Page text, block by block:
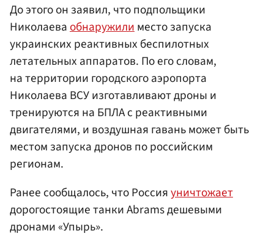
До этого он заявил, что подпольщики
Николаеваобнаружилиместо запуска
украинских реактивных беспилотных
летательных аппаратов. По его словам,
на территории городского аэропорта
Николаева ВСУ изготавливают дроны и
тренируются на БПЛА с реактивными
двигателями, и воздушная гавань может быть
местом запуска дронов по российским
регионам.
Ранее сообщалось, что Россияуничтожает
дорогостоящие танки Abrams дешевыми
дронами «Упырь».